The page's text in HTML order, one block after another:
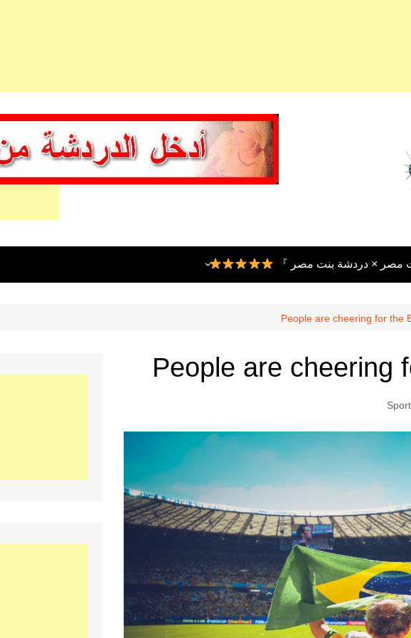
مصر × دردشة بنت مصر 』
People are cheering for the
People are cheering